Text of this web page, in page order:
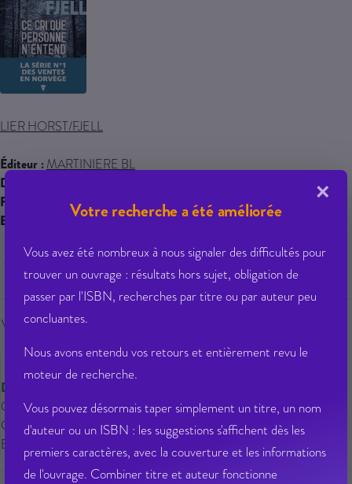
Votre recherche a été améliorée
Vous avez été nombreux à nous signaler des difficultés pour
trouver un ouvrage : résultats hors sujet, obligation de
passer par l'ISBN, recherches par titre ou par auteur peu
concluantes.
Nous avons entendu vos retours et entièrement revu le
moteur de recherche.
Vous pouvez désormais taper simplement un titre, un nom
d'auteur ou un ISBN : les suggestions s'affichent dès les
premiers caractères, avec la couverture et les informations
de l'ouvrage. Combiner titre et auteur fonctionne
×
LIER HORST/FJELL
Éditeur :MARTINIERE BL
Date de parution :
Famille : 0000
EAN 13 : 9791040124061
21,50 € PPTTC
Veuillez vousconnecter
au panier cet article.
Disponible
Qté dispo en magasin : 28
Gisement : 00-MDS-1-B
Etat Dilicom : Disponible